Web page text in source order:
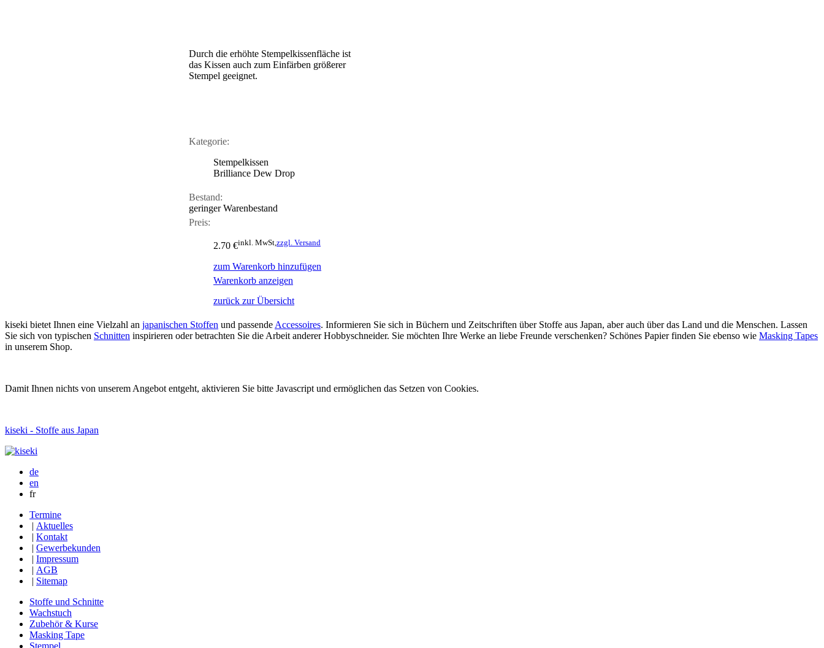
Durch die erhöhte Stempelkissenfläche ist
das Kissen auch zum Einfärben größerer
Stempel geeignet.
Kategorie:
Stempelkissen
Brilliance Dew Drop
Bestand:
geringer Warenbestand
Preis:
2.70 €inkl. MwSt, zzgl. Versand
zum Warenkorb hinzufügen
Warenkorb anzeigen
zurück zur Übersicht
kiseki bietet Ihnen eine Vielzahl an japanischen Stoffen und passende Accessoires. Informieren Sie sich in Büchern und Zeitschriften über Stoffe aus Japan, aber auch über das Land und die Menschen. Lassen
Sie sich von typischen Schnitten inspirieren oder betrachten Sie die Arbeit anderer Hobbyschneider. Sie möchten Ihre Werke an liebe Freunde verschenken? Schönes Papier finden Sie ebenso wie Masking Tapes
in unserem Shop.
Damit Ihnen nichts von unserem Angebot entgeht, aktivieren Sie bitte Javascript und ermöglichen das Setzen von Cookies.
kiseki - Stoffe aus Japan
de
en
fr
Termine
| Aktuelles
| Kontakt
| Gewerbekunden
| Impressum
| AGB
| Sitemap
Stoffe und Schnitte
Wachstuch
Zubehör & Kurse
Masking Tape
Stempel